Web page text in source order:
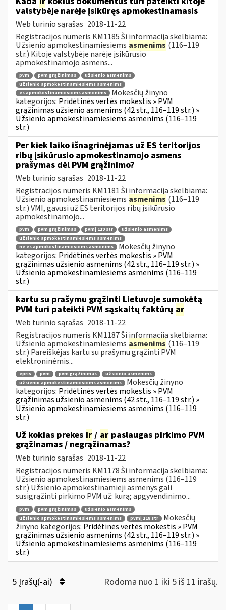
valstybėje narėje įsikūręs apmokestinamasis
Web turinio sąrašas 2018-11-22
Registracijos numeris KM1185 Ši informacija skelbiama:
Užsienio apmokestinamiesiems asmenims (116–119
str.) Kitoje valstybėje narėje įsikūrusio
apmokestinamojo asmens...
pvm pvm grąžinimas
užsienio asmenims
užsienio apmokestinamiesiems asmenims
es apmokestinamiesiems asmenims
Mokesčių žinyno
kategorijos: Pridėtinės vertės mokestis » PVM
grąžinimas užsienio asmenims (42 str., 116–119 str.) »
Užsienio apmokestinamiesiems asmenims (116–119
str.)
Per kiek laiko išnagrinėjamas už ES teritorijos
ribų įsikūrusio apmokestinamojo asmens
prašymas dėl PVM grąžinimo?
Web turinio sąrašas 2018-11-22
Registracijos numeris KM1181 Ši informacija skelbiama:
Užsienio apmokestinamiesiems asmenims (116–119
str.) VMI, gavusi už ES teritorijos ribų įsikūrusio
apmokestinamojo...
pvm pvm grąžinimas pvmį 119 str
užsienio asmenims
užsienio apmokestinamiesiems asmenims
ne es apmokestinamiesiems asmenims
Mokesčių žinyno
kategorijos: Pridėtinės vertės mokestis » PVM
grąžinimas užsienio asmenims (42 str., 116–119 str.) »
Užsienio apmokestinamiesiems asmenims (116–119
str.)
kartu su prašymu grąžinti Lietuvoje sumokėtą
PVM turi pateikti PVM sąskaitų faktūrų ar
Web turinio sąrašas 2018-11-22
Registracijos numeris KM1187 Ši informacija skelbiama:
Užsienio apmokestinamiesiems asmenims (116–119
str.) Pareiškėjas kartu su prašymu grąžinti PVM
elektroninėmis...
epris pvm pvm grąžinimas
užsienio asmenims
užsienio apmokestinamiesiems asmenims
Mokesčių žinyno
kategorijos: Pridėtinės vertės mokestis » PVM
grąžinimas užsienio asmenims (42 str., 116–119 str.) »
Užsienio apmokestinamiesiems asmenims (116–119
str.)
Už kokias prekes ir / ar paslaugas pirkimo PVM
grąžinamas / negrąžinamas?
Web turinio sąrašas 2018-11-22
Registracijos numeris KM1178 Ši informacija skelbiama:
Užsienio apmokestinamiesiems asmenims (116–119
str.) Užsienio apmokestinamieji asmenys gali
susigrąžinti pirkimo PVM už: kurą; apgyvendinimo...
pvm pvm grąžinimas
užsienio asmenims
užsienio apmokestinamiesiems asmenims
pvmį 118 str
Mokesčių
žinyno kategorijos: Pridėtinės vertės mokestis » PVM
grąžinimas užsienio asmenims (42 str., 116–119 str.) »
Užsienio apmokestinamiesiems asmenims (116–119
str.)
5 Įrašų(-ai) Rodoma nuo 1 iki 5 iš 11 irašų.